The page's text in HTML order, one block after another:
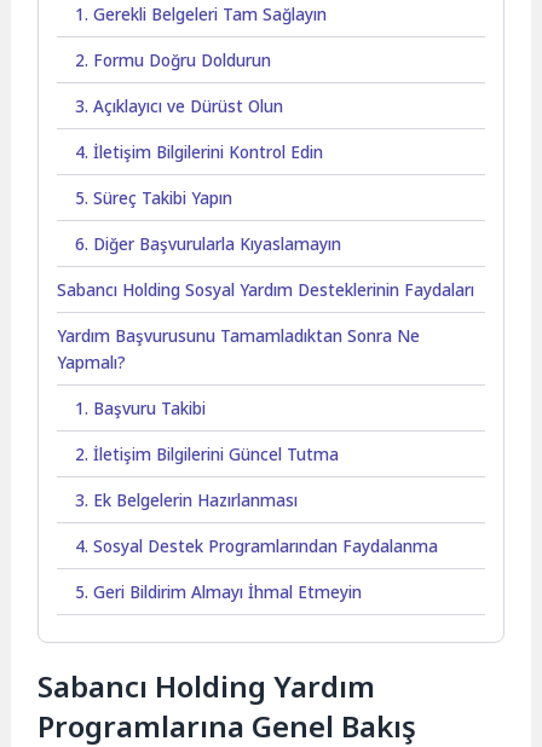
1. Gerekli Belgeleri Tam Sağlayın
2. Formu Doğru Doldurun
3. Açıklayıcı ve Dürüst Olun
4. İletişim Bilgilerini Kontrol Edin
5. Süreç Takibi Yapın
6. Diğer Başvurularla Kıyaslamayın
Sabancı Holding Sosyal Yardım Desteklerinin Faydaları
Yardım Başvurusunu Tamamladıktan Sonra Ne
Yapmalı?
1. Başvuru Takibi
2. İletişim Bilgilerini Güncel Tutma
3. Ek Belgelerin Hazırlanması
4. Sosyal Destek Programlarından Faydalanma
5. Geri Bildirim Almayı İhmal Etmeyin
Sabancı Holding Yardım
Programlarına Genel Bakış